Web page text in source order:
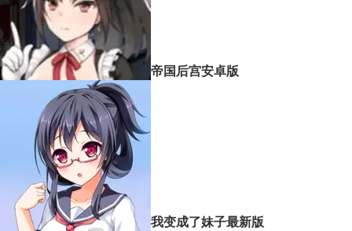
帝国后宫安卓版
我变成了妹子最新版